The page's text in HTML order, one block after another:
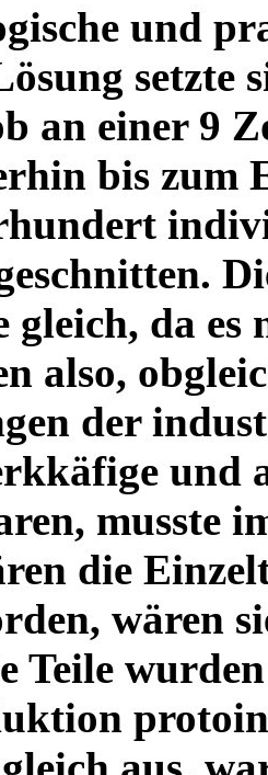
und
setzte
an einer 9
bis zum
gleich, da es
also,
der
und
musste
die
wären
Teile